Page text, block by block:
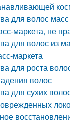
для волос
маркета, не
для волос из
маркета
для роста
волос
для сухих